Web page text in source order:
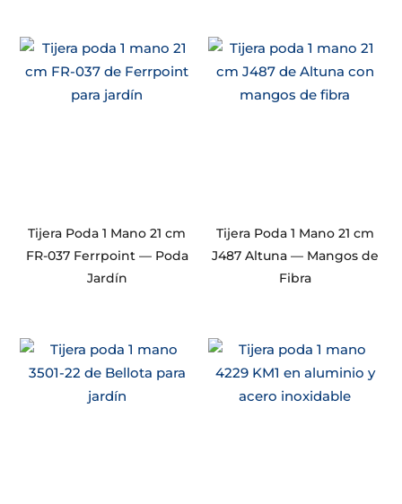
Tijera Poda 1 Mano 21 cm
FR-037 Ferrpoint — Poda
Jardín
Tijera Poda 1 Mano 21 cm
J487 Altuna — Mangos de
Fibra